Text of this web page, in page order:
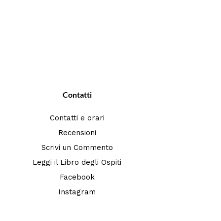
Contatti
Contatti e orari
Recensioni
Scrivi un Commento
Leggi il Libro degli Ospiti
Facebook
Instagram